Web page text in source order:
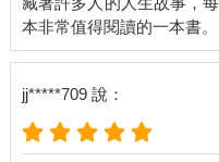
我只是靜靜地聽著她說，腦
想像若失去她們任何一個人
台中火車站附近的咖啡廳裡
的小餐桌前，那樣的悸動直
要一想到她說話的樣子，一
頻頻鼻酸，甚至感覺眼淚就
「在靈堂和我姊一起折紙蓮
jj*****709 說：